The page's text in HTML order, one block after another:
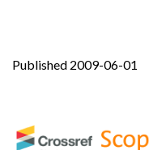
Published 2009-06-01